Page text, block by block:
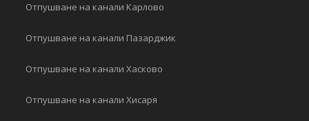
Отпушване на канали Карлово
Отпушване на канали Пазарджик
Отпушване на канали Хасково
Отпушване на канали Хисаря